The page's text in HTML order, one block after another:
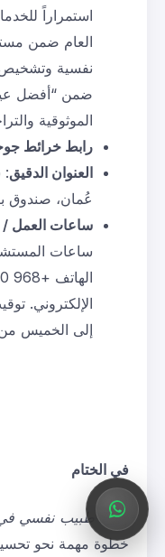
استمراراً
العام ضمن
نفسية
ضمن “أفضل
الموثوقية
رابط خرائط
العنوان الدقيق:
عُمان، صندوق بريد 79، الرمز
ساعات العمل /
ساعات
الإلكتروني.
إلى الخميس من 8:30 صباحًا حتى 8:30
في الختام
وجود طبيب نفسي
خطوة مهمة نحو